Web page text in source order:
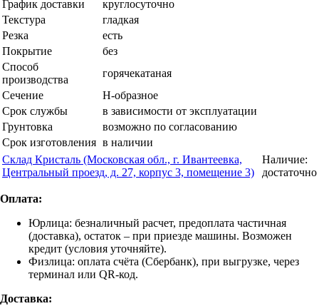
График доставки
круглосуточно
Текстура
гладкая
Резка
есть
Покрытие
без
Способ
производства
горячекатаная
Сечение
Н-образное
Срок службы
в зависимости от эксплуатации
Грунтовка
возможно по согласованию
Срок изготовления в наличии
Склад Кристаль (Московская обл., г. Ивантеевка,
Центральный проезд, д. 27, корпус 3, помещение 3)
Наличие:
достаточно
Оплата:
Юрлица: безналичный расчет, предоплата частичная
(доставка), остаток – при приезде машины. Возможен
кредит (условия уточняйте).
Физлица: оплата счёта (Сбербанк), при выгрузке, через
терминал или QR-код.
Доставка: